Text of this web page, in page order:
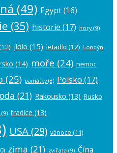
(49) Egypt(16)
(35) historie (17) hory (9)
jídlo (15) letadlo (12) Londýn
(14) moře (24) nemoc
(25) památky(8) Polsko (17)
(21) Rakousko (13) Rusko
(9) tradice (13)
USA (29) vánoce (11)
zima (21) zvířata (9) Čína